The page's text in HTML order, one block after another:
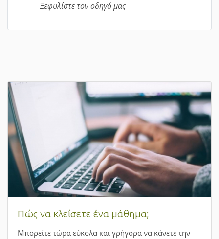
Ξεφυλίστε τον οδηγό μας
Πώς να κλείσετε ένα μάθημα;
Μπορείτε τώρα εύκολα και γρήγορα να κάνετε την